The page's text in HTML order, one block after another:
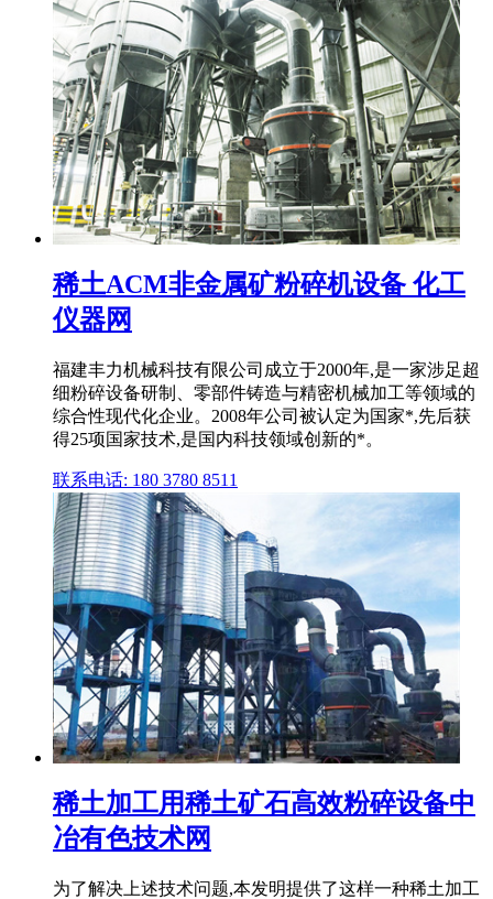
稀土ACM非金属矿粉碎机设备 化工
仪器网
福建丰力机械科技有限公司成立于2000年,是一家涉足超
细粉碎设备研制、零部件铸造与精密机械加工等领域的
综合性现代化企业。2008年公司被认定为国家*,先后获
得25项国家技术,是国内科技领域创新的*。
联系电话: 180 3780 8511
稀土加工用稀土矿石高效粉碎设备中
冶有色技术网
为了解决上述技术问题,本发明提供了这样一种稀土加工